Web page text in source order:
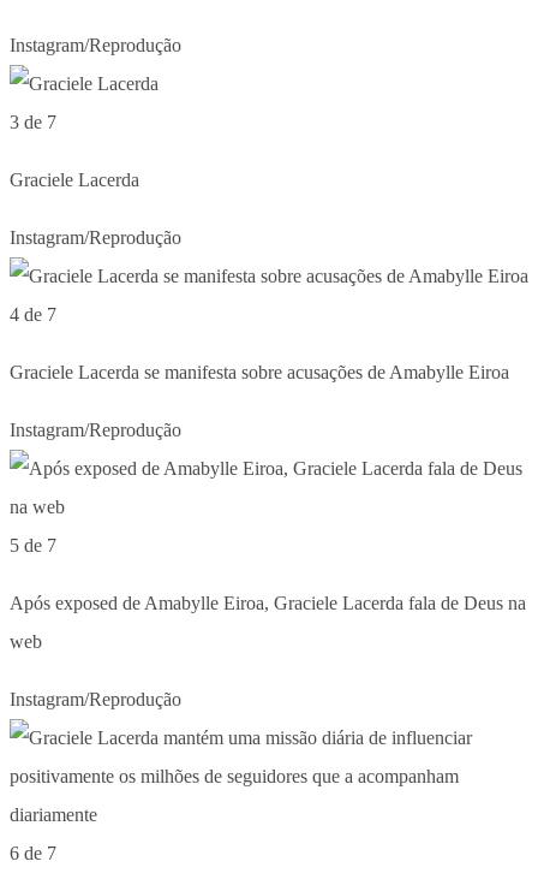
Instagram/Reprodução
3 de 7
Graciele Lacerda
Instagram/Reprodução
4 de 7
Graciele Lacerda se manifesta sobre acusações de Amabylle Eiroa
Instagram/Reprodução
5 de 7
Após exposed de Amabylle Eiroa, Graciele Lacerda fala de Deus na
web
Instagram/Reprodução
6 de 7